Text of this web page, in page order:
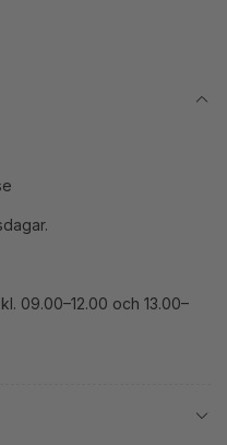
09.00–12.00 och 13.00–